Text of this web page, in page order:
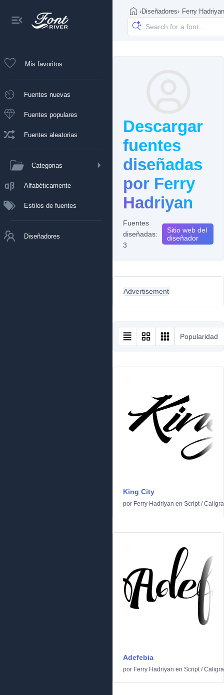
Mis favoritos
Fuentes nuevas
Fuentes populares
Fuentes aleatorias
Categorias
Alfabéticamente
Estilos de fuentes
Diseñadores
›Diseñadores› Ferry Hadriyan
Descargar
fuentes
diseñadas
por Ferry
Hadriyan
Fuentes
diseñadas:
3
Sitio web del
diseñador
Advertisement
Popularidad
King City
por Ferry Hadriyan en Script/
Adefebia
por Ferry Hadriyan en Script/